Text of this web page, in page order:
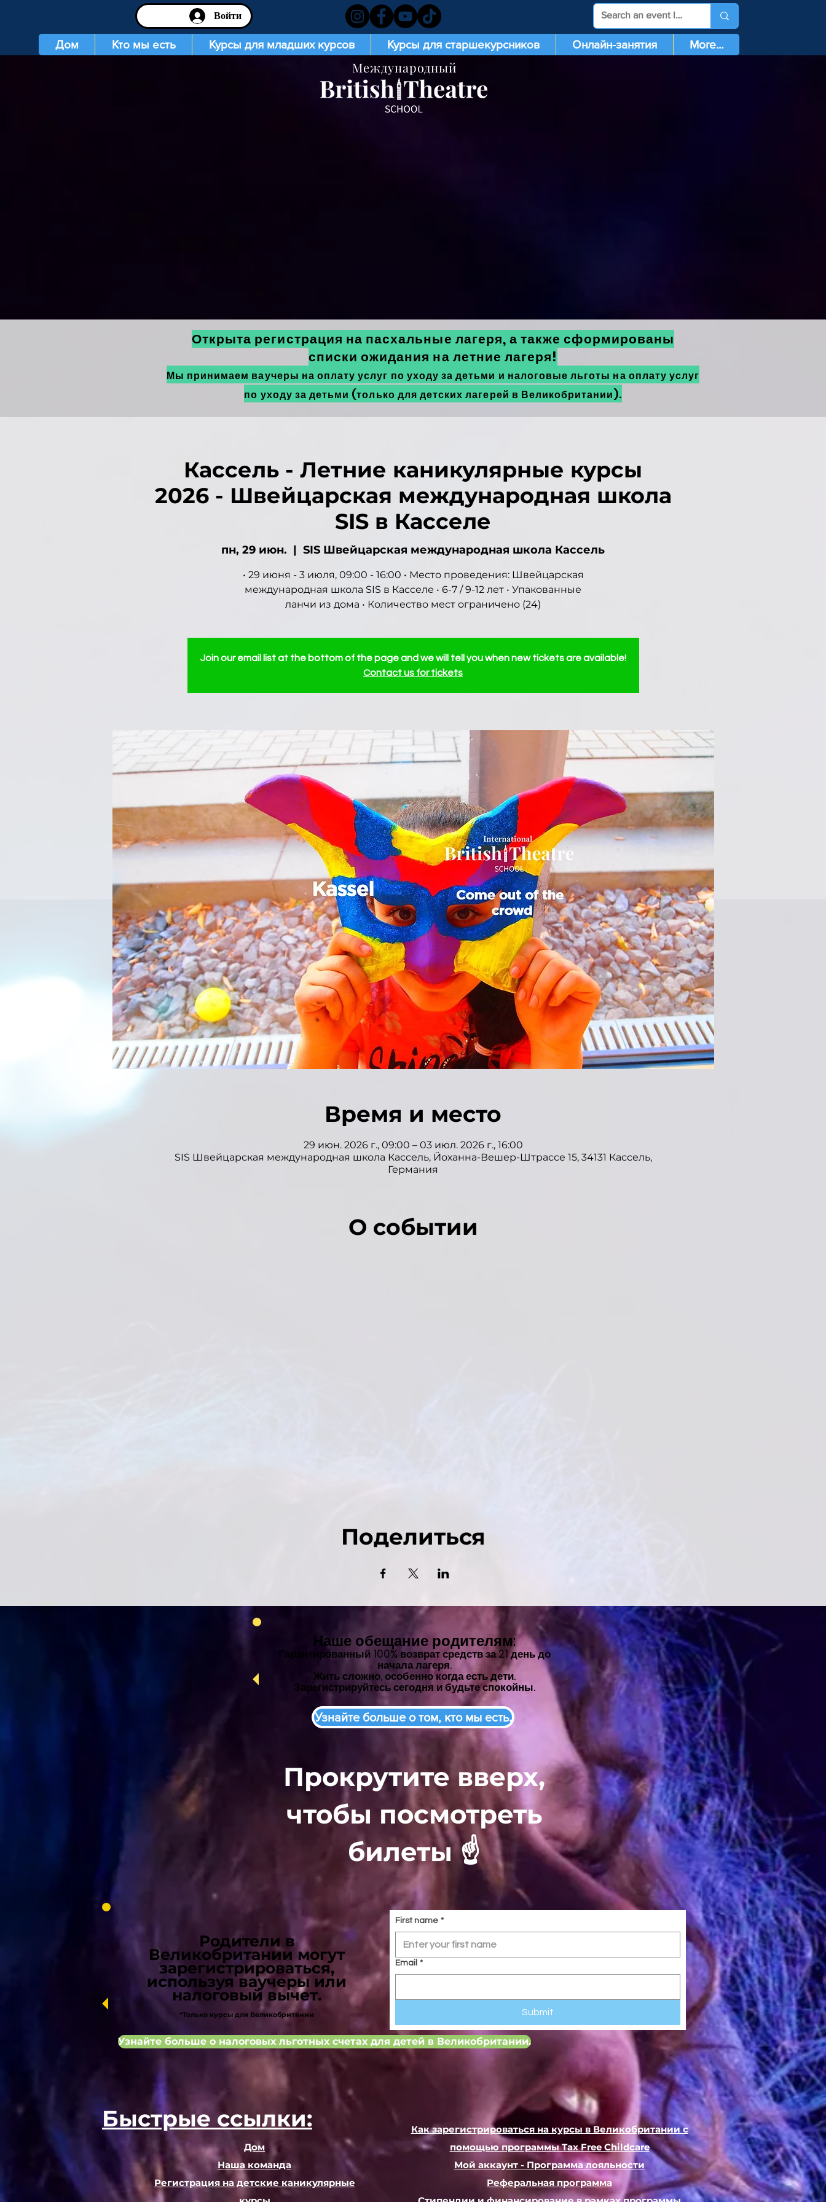
Войти
Дом Кто мы есть Курсы для младших курсов Курсы для старшекурсников Онлайн-занятия More...
Международный
Открыта регистрация на пасхальные лагеря, а также сформированы
списки ожидания на летние лагеря!
Мы принимаем ваучеры на оплату услуг по уходу за детьми и налоговые льготы на оплату услуг
по уходу за детьми (только для детских лагерей в Великобритании).
Кассель - Летние каникулярные курсы
2026 - Швейцарская международная школа
SIS в Касселе
пн, 29 июн.
  |
SIS Швейцарская международная школа Кассель
• 29 июня - 3 июля, 09:00 - 16:00 • Место проведения: Швейцарская
международная школа SIS в Касселе • 6-7 / 9-12 лет • Упакованные
ланчи из дома • Количество мест ограничено (24)
Join our email list at the bottom of the page and we will tell you when new tickets are available!
Contact us for tickets
Время и место
29 июн. 2026 г., 09:00 – 03 июл. 2026 г., 16:00
SIS Швейцарская международная школа Кассель, Йоханна-Вешер-Штрассе 15, 34131 Кассель,
Германия
О событии
Поделиться
Наше обещание родителям:
Гарантированный 100% возврат средств за 21 день до
начала лагеря.
Жить сложно, особенно когда есть дети.
Зарегистрируйтесь сегодня и будьте спокойны.
Узнайте больше о том, кто мы есть.
Прокрутите вверх,
чтобы посмотреть
билеты☝️
Родители в
Великобритании могут
зарегистрироваться,
используя ваучеры или
налоговый вычет.
*Только курсы для Великобритании
First name *
Email *
Submit
Узнайте больше о налоговых льготных счетах для детей в Великобритании.
Быстрые ссылки:
Дом
Наша команда
Регистрация на детские каникулярные
Как зарегистрироваться на курсы в Великобритании с
помощью программы Tax Free Childcare
Мой аккаунт - Программа лояльности
Реферальная программа